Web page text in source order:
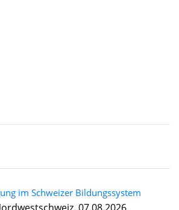
im Schweizer Bildungssystem